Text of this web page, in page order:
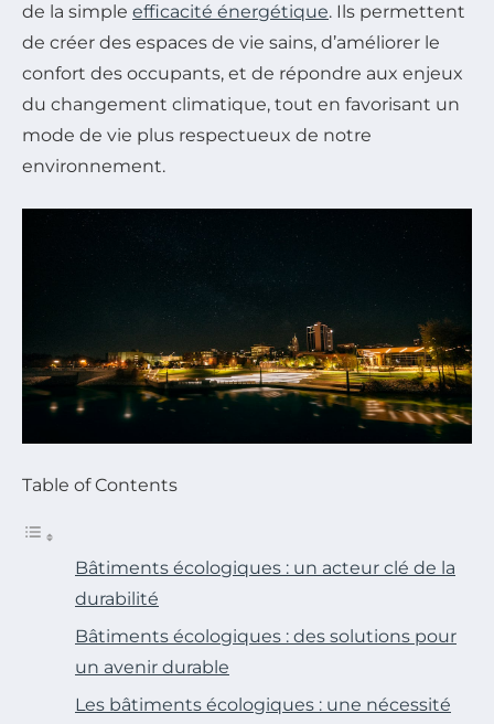
de la simple efficacité énergétique. Ils permettent
de créer des espaces de vie sains, d’améliorer le
confort des occupants, et de répondre aux enjeux
du changement climatique, tout en favorisant un
mode de vie plus respectueux de notre
environnement.
Table of Contents
Bâtiments écologiques : un acteur clé de la
durabilité
Bâtiments écologiques : des solutions pour
un avenir durable
Les bâtiments écologiques : une nécessité